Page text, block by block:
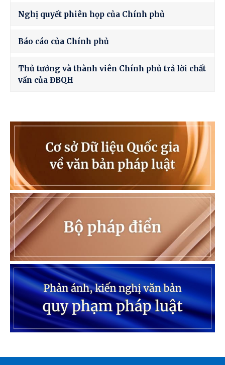
Nghị quyết phiên họp của Chính phủ
Báo cáo của Chính phủ
Thủ tướng và thành viên Chính phủ trả lời chất
vấn của ĐBQH